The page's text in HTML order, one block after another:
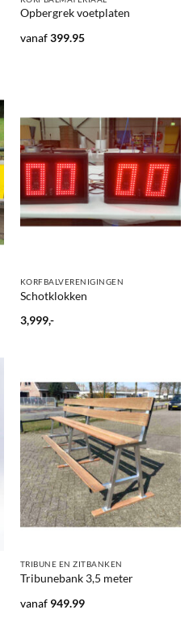
Opbergrek voetplaten
vanaf399.95
KORFBALVERENIGINGEN
Schotklokken
3,999,-
TRIBUNE EN ZITBANKEN
Tribunebank 3,5 meter
vanaf 949.99